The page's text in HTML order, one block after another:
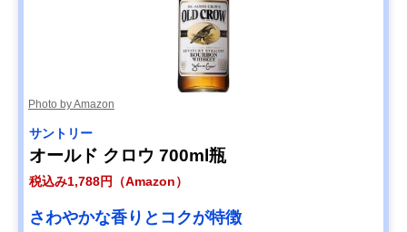
Photo by Amazon
サントリー
オールド クロウ 700ml瓶
税込み1,788円（Amazon）
さわやかな香りとコクが特徴